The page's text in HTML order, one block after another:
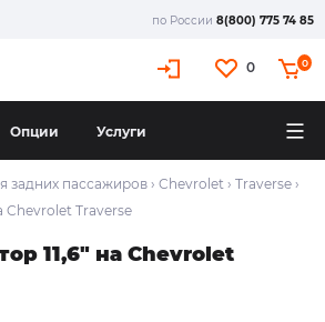
по России 8(800) 775 74 85
0 0
Опции Услуги
задних пассажиров › Chevrolet › Traverse ›
Chevrolet Traverse
11,6" на Chevrolet